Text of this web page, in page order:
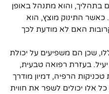
בתהליך, והוא מתנהל באופן
כאשר התינוק מוצץ, הוא
האם לא מודעת לכך
שכן הם משפיעים על יכולת
בעזרת רפואה טבעית,
הרפיה, דמיון מודרך
אלו יכולים לשפר את חווית